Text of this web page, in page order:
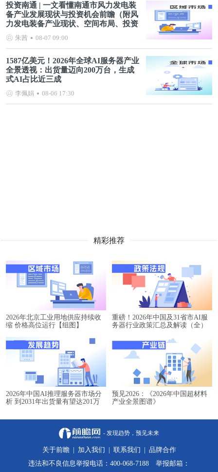
投资南通 | 一文看懂南通市风力发电装
备产业发展现状与投资机会前瞻（附风
力发电装备产业现状、空间布局、投资
机会分析等）
朱茜 08-07 09:00
1587亿美元！2026年全球AI服务器产业
全景透视：出货量迈向200万台，生成
式AI占比近三成
李佩娟 08-06 17:30
精彩推荐
2026年北京工业用地供应持续收
缩 价格高位运行【组图】
重磅！2026年中国及31省市AI服
务器行业政策汇总及解读（全）
2026年中国AI推理服务器市场分
析 到2031年出货量有望达201万
预见2026：《2026年中国超材料
产业全景图谱》
- 发现趋势，预见未来
关于前瞻 加入我们 联系我们
品牌合作
违法和不良信息举报电话：400-068-7188 举报邮箱：